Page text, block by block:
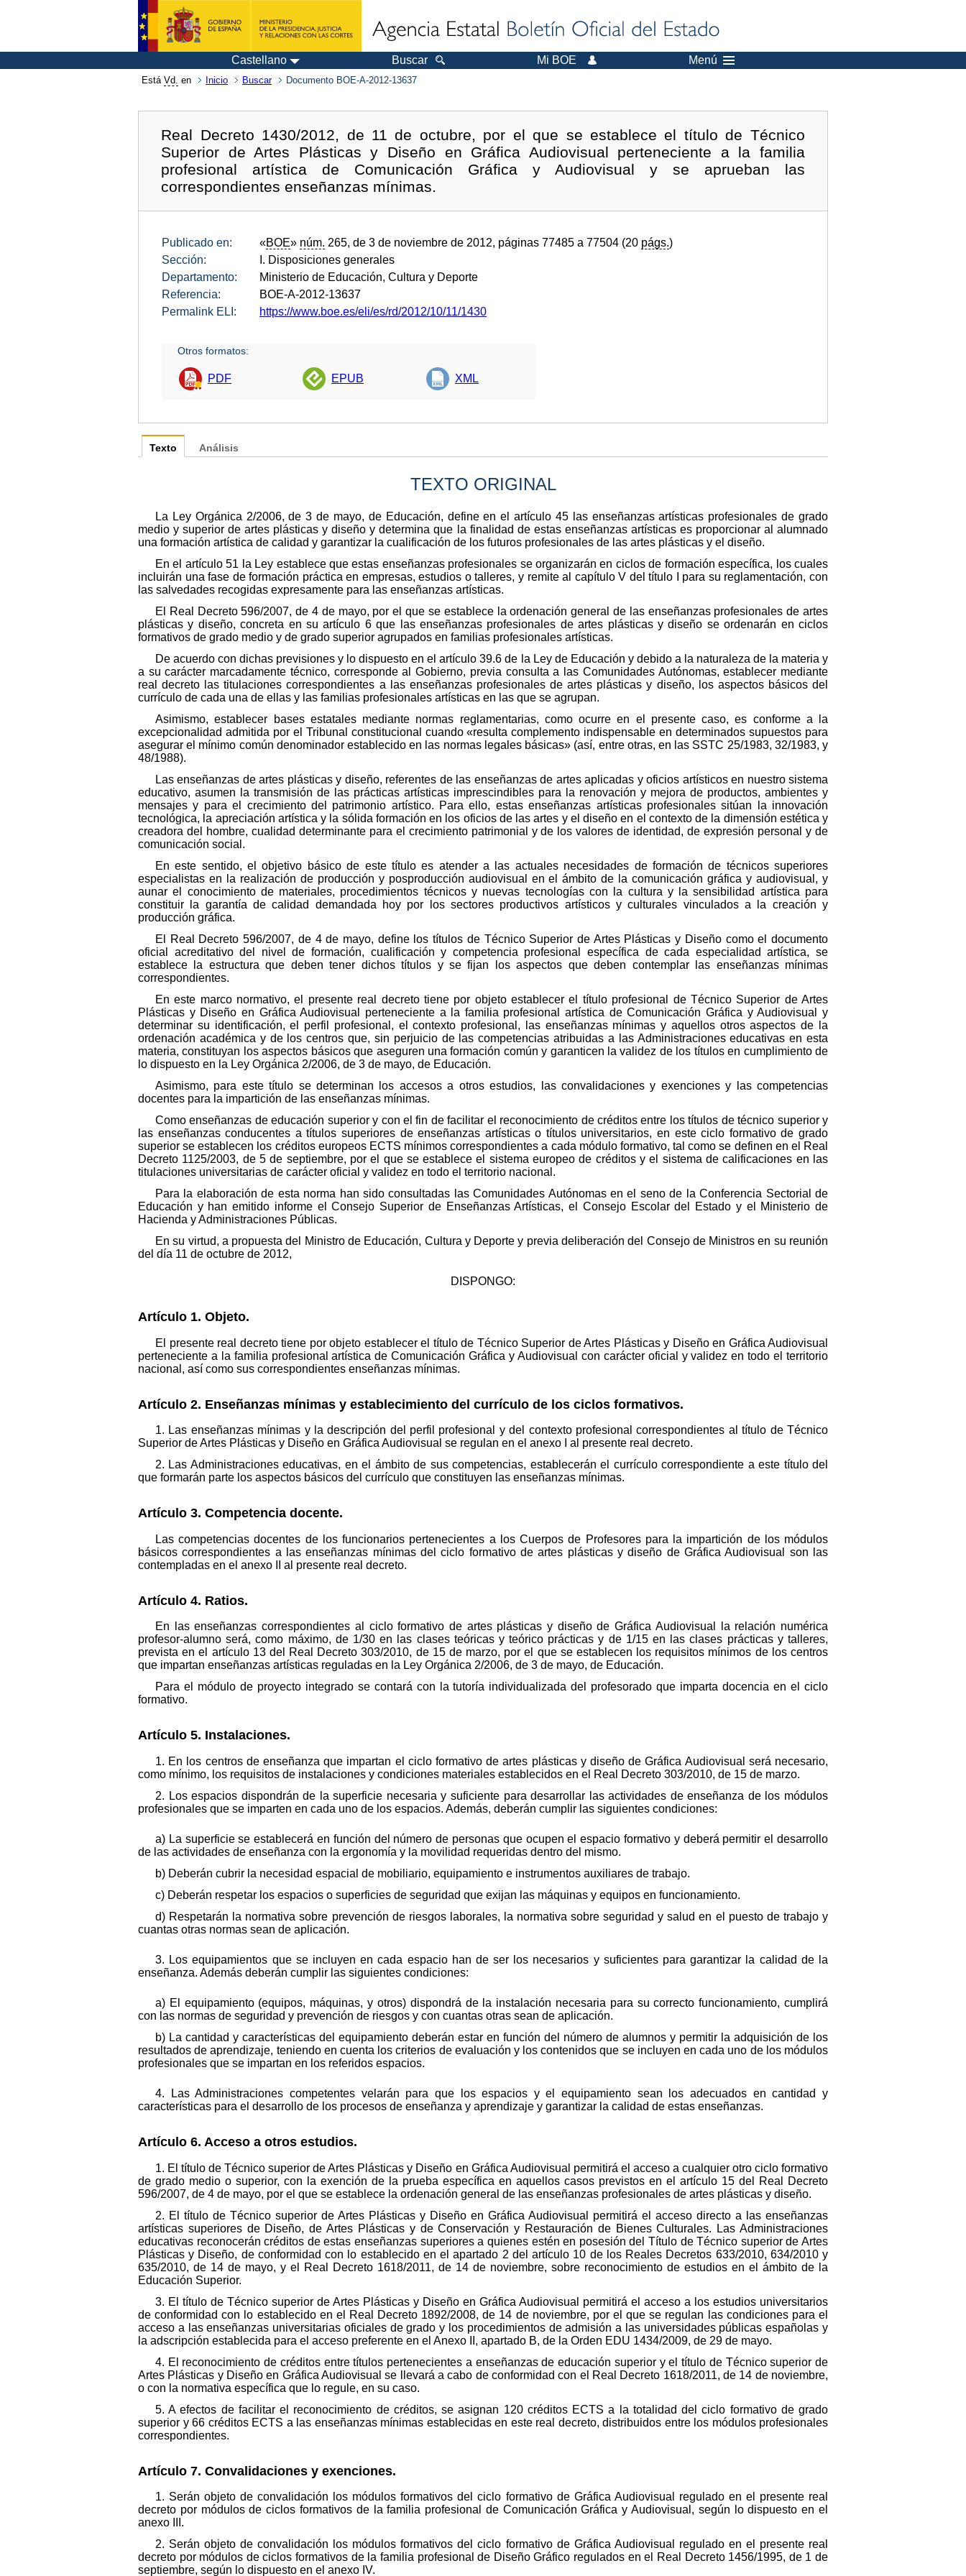
Castellano Buscar Mi BOE Menú
Está Vd. en Inicio Buscar Documento BOE-A-2012-13637
Real Decreto 1430/2012, de 11 de octubre, por el que se establece el título de Técnico
Superior de Artes Plásticas y Diseño en Gráfica Audiovisual perteneciente a la familia
profesional artística de Comunicación Gráfica y Audiovisual y se aprueban las
correspondientes enseñanzas mínimas.
Publicado en: «BOE» núm. 265, de 3 de noviembre de 2012, páginas 77485 a 77504 (20 págs.)
Sección:
I. Disposiciones generales
Departamento:
Ministerio de Educación, Cultura y Deporte
Referencia:
BOE-A-2012-13637
Permalink ELI:
https://www.boe.es/eli/es/rd/2012/10/11/1430
Otros formatos:
PDF EPUB XML
Texto
TEXTO ORIGINAL
La Ley Orgánica 2/2006, de 3 de mayo, de Educación, define en el artículo 45 las enseñanzas artísticas profesionales de grado
medio y superior de artes plásticas y diseño y determina que la finalidad de estas enseñanzas artísticas es proporcionar al alumnado
una formación artística de calidad y garantizar la cualificación de los futuros profesionales de las artes plásticas y el diseño.
En el artículo 51 la Ley establece que estas enseñanzas profesionales se organizarán en ciclos de formación específica, los cuales
incluirán una fase de formación práctica en empresas, estudios o talleres, y remite al capítulo V del título I para su reglamentación, con
las salvedades recogidas expresamente para las enseñanzas artísticas.
El Real Decreto 596/2007, de 4 de mayo, por el que se establece la ordenación general de las enseñanzas profesionales de artes
plásticas y diseño, concreta en su artículo 6 que las enseñanzas profesionales de artes plásticas y diseño se ordenarán en ciclos
formativos de grado medio y de grado superior agrupados en familias profesionales artísticas.
De acuerdo con dichas previsiones y lo dispuesto en el artículo 39.6 de la Ley de Educación y debido a la naturaleza de la materia y
a su carácter marcadamente técnico, corresponde al Gobierno, previa consulta a las Comunidades Autónomas, establecer mediante
real decreto las titulaciones correspondientes a las enseñanzas profesionales de artes plásticas y diseño, los aspectos básicos del
currículo de cada una de ellas y las familias profesionales artísticas en las que se agrupan.
Asimismo, establecer bases estatales mediante normas reglamentarias, como ocurre en el presente caso, es conforme a la
excepcionalidad admitida por el Tribunal constitucional cuando «resulta complemento indispensable en determinados supuestos para
asegurar el mínimo común denominador establecido en las normas legales básicas» (así, entre otras, en las SSTC 25/1983, 32/1983, y
48/1988).
Las enseñanzas de artes plásticas y diseño, referentes de las enseñanzas de artes aplicadas y oficios artísticos en nuestro sistema
educativo, asumen la transmisión de las prácticas artísticas imprescindibles para la renovación y mejora de productos, ambientes y
mensajes y para el crecimiento del patrimonio artístico. Para ello, estas enseñanzas artísticas profesionales sitúan la innovación
tecnológica, la apreciación artística y la sólida formación en los oficios de las artes y el diseño en el contexto de la dimensión estética y
creadora del hombre, cualidad determinante para el crecimiento patrimonial y de los valores de identidad, de expresión personal y de
comunicación social.
En este sentido, el objetivo básico de este título es atender a las actuales necesidades de formación de técnicos superiores
especialistas en la realización de producción y posproducción audiovisual en el ámbito de la comunicación gráfica y audiovisual, y
aunar el conocimiento de materiales, procedimientos técnicos y nuevas tecnologías con la cultura y la sensibilidad artística para
constituir la garantía de calidad demandada hoy por los sectores productivos artísticos y culturales vinculados a la creación y
producción gráfica.
El Real Decreto 596/2007, de 4 de mayo, define los títulos de Técnico Superior de Artes Plásticas y Diseño como el documento
oficial acreditativo del nivel de formación, cualificación y competencia profesional específica de cada especialidad artística, se
establece la estructura que deben tener dichos títulos y se fijan los aspectos que deben contemplar las enseñanzas mínimas
correspondientes.
En este marco normativo, el presente real decreto tiene por objeto establecer el título profesional de Técnico Superior de Artes
Plásticas y Diseño en Gráfica Audiovisual perteneciente a la familia profesional artística de Comunicación Gráfica y Audiovisual y
determinar su identificación, el perfil profesional, el contexto profesional, las enseñanzas mínimas y aquellos otros aspectos de la
ordenación académica y de los centros que, sin perjuicio de las competencias atribuidas a las Administraciones educativas en esta
materia, constituyan los aspectos básicos que aseguren una formación común y garanticen la validez de los títulos en cumplimiento de
lo dispuesto en la Ley Orgánica 2/2006, de 3 de mayo, de Educación.
Asimismo, para este título se determinan los accesos a otros estudios, las convalidaciones y exenciones y las competencias
docentes para la impartición de las enseñanzas mínimas.
Como enseñanzas de educación superior y con el fin de facilitar el reconocimiento de créditos entre los títulos de técnico superior y
las enseñanzas conducentes a títulos superiores de enseñanzas artísticas o títulos universitarios, en este ciclo formativo de grado
superior se establecen los créditos europeos ECTS mínimos correspondientes a cada módulo formativo, tal como se definen en el Real
Decreto 1125/2003, de 5 de septiembre, por el que se establece el sistema europeo de créditos y el sistema de calificaciones en las
titulaciones universitarias de carácter oficial y validez en todo el territorio nacional.
Para la elaboración de esta norma han sido consultadas las Comunidades Autónomas en el seno de la Conferencia Sectorial de
Educación y han emitido informe el Consejo Superior de Enseñanzas Artísticas, el Consejo Escolar del Estado y el Ministerio de
Hacienda y Administraciones Públicas.
En su virtud, a propuesta del Ministro de Educación, Cultura y Deporte y previa deliberación del Consejo de Ministros en su reunión
del día 11 de octubre de 2012,
DISPONGO:
Artículo 1. Objeto.
El presente real decreto tiene por objeto establecer el título de Técnico Superior de Artes Plásticas y Diseño en Gráfica Audiovisual
perteneciente a la familia profesional artística de Comunicación Gráfica y Audiovisual con carácter oficial y validez en todo el territorio
nacional, así como sus correspondientes enseñanzas mínimas.
Artículo 2. Enseñanzas mínimas y establecimiento del currículo de los ciclos formativos.
1. Las enseñanzas mínimas y la descripción del perfil profesional y del contexto profesional correspondientes al título de Técnico
Superior de Artes Plásticas y Diseño en Gráfica Audiovisual se regulan en el anexo I al presente real decreto.
2. Las Administraciones educativas, en el ámbito de sus competencias, establecerán el currículo correspondiente a este título del
que formarán parte los aspectos básicos del currículo que constituyen las enseñanzas mínimas.
Artículo 3. Competencia docente.
Las competencias docentes de los funcionarios pertenecientes a los Cuerpos de Profesores para la impartición de los módulos
básicos correspondientes a las enseñanzas mínimas del ciclo formativo de artes plásticas y diseño de Gráfica Audiovisual son las
contempladas en el anexo II al presente real decreto.
Artículo 4. Ratios.
En las enseñanzas correspondientes al ciclo formativo de artes plásticas y diseño de Gráfica Audiovisual la relación numérica
profesor-alumno será, como máximo, de 1/30 en las clases teóricas y teórico prácticas y de 1/15 en las clases prácticas y talleres,
prevista en el artículo 13 del Real Decreto 303/2010, de 15 de marzo, por el que se establecen los requisitos mínimos de los centros
que impartan enseñanzas artísticas reguladas en la Ley Orgánica 2/2006, de 3 de mayo, de Educación.
Para el módulo de proyecto integrado se contará con la tutoría individualizada del profesorado que imparta docencia en el ciclo
formativo.
Artículo 5. Instalaciones.
1. En los centros de enseñanza que impartan el ciclo formativo de artes plásticas y diseño de Gráfica Audiovisual será necesario,
como mínimo, los requisitos de instalaciones y condiciones materiales establecidos en el Real Decreto 303/2010, de 15 de marzo.
2. Los espacios dispondrán de la superficie necesaria y suficiente para desarrollar las actividades de enseñanza de los módulos
profesionales que se imparten en cada uno de los espacios. Además, deberán cumplir las siguientes condiciones:
a) La superficie se establecerá en función del número de personas que ocupen el espacio formativo y deberá permitir el desarrollo
de las actividades de enseñanza con la ergonomía y la movilidad requeridas dentro del mismo.
b) Deberán cubrir la necesidad espacial de mobiliario, equipamiento e instrumentos auxiliares de trabajo.
c) Deberán respetar los espacios o superficies de seguridad que exijan las máquinas y equipos en funcionamiento.
d) Respetarán la normativa sobre prevención de riesgos laborales, la normativa sobre seguridad y salud en el puesto de trabajo y
cuantas otras normas sean de aplicación.
3. Los equipamientos que se incluyen en cada espacio han de ser los necesarios y suficientes para garantizar la calidad de la
enseñanza. Además deberán cumplir las siguientes condiciones:
a) El equipamiento (equipos, máquinas, y otros) dispondrá de la instalación necesaria para su correcto funcionamiento, cumplirá
con las normas de seguridad y prevención de riesgos y con cuantas otras sean de aplicación.
b) La cantidad y características del equipamiento deberán estar en función del número de alumnos y permitir la adquisición de los
resultados de aprendizaje, teniendo en cuenta los criterios de evaluación y los contenidos que se incluyen en cada uno de los módulos
profesionales que se impartan en los referidos espacios.
4. Las Administraciones competentes velarán para que los espacios y el equipamiento sean los adecuados en cantidad y
características para el desarrollo de los procesos de enseñanza y aprendizaje y garantizar la calidad de estas enseñanzas.
Artículo 6. Acceso a otros estudios.
1. El título de Técnico superior de Artes Plásticas y Diseño en Gráfica Audiovisual permitirá el acceso a cualquier otro ciclo formativo
de grado medio o superior, con la exención de la prueba específica en aquellos casos previstos en el artículo 15 del Real Decreto
596/2007, de 4 de mayo, por el que se establece la ordenación general de las enseñanzas profesionales de artes plásticas y diseño.
2. El título de Técnico superior de Artes Plásticas y Diseño en Gráfica Audiovisual permitirá el acceso directo a las enseñanzas
artísticas superiores de Diseño, de Artes Plásticas y de Conservación y Restauración de Bienes Culturales. Las Administraciones
educativas reconocerán créditos de estas enseñanzas superiores a quienes estén en posesión del Título de Técnico superior de Artes
Plásticas y Diseño, de conformidad con lo establecido en el apartado 2 del artículo 10 de los Reales Decretos 633/2010, 634/2010 y
635/2010, de 14 de mayo, y el Real Decreto 1618/2011, de 14 de noviembre, sobre reconocimiento de estudios en el ámbito de la
Educación Superior.
3. El título de Técnico superior de Artes Plásticas y Diseño en Gráfica Audiovisual permitirá el acceso a los estudios universitarios
de conformidad con lo establecido en el Real Decreto 1892/2008, de 14 de noviembre, por el que se regulan las condiciones para el
acceso a las enseñanzas universitarias oficiales de grado y los procedimientos de admisión a las universidades públicas españolas y
la adscripción establecida para el acceso preferente en el Anexo II, apartado B, de la Orden EDU 1434/2009, de 29 de mayo.
4. El reconocimiento de créditos entre títulos pertenecientes a enseñanzas de educación superior y el título de Técnico superior de
Artes Plásticas y Diseño en Gráfica Audiovisual se llevará a cabo de conformidad con el Real Decreto 1618/2011, de 14 de noviembre,
o con la normativa específica que lo regule, en su caso.
5. A efectos de facilitar el reconocimiento de créditos, se asignan 120 créditos ECTS a la totalidad del ciclo formativo de grado
superior y 66 créditos ECTS a las enseñanzas mínimas establecidas en este real decreto, distribuidos entre los módulos profesionales
correspondientes.
Artículo 7. Convalidaciones y exenciones.
1. Serán objeto de convalidación los módulos formativos del ciclo formativo de Gráfica Audiovisual regulado en el presente real
decreto por módulos de ciclos formativos de la familia profesional de Comunicación Gráfica y Audiovisual, según lo dispuesto en el
anexo III.
2. Serán objeto de convalidación los módulos formativos del ciclo formativo de Gráfica Audiovisual regulado en el presente real
decreto por módulos de ciclos formativos de la familia profesional de Diseño Gráfico regulados en el Real Decreto 1456/1995, de 1 de
septiembre, según lo dispuesto en el anexo IV.
Análisis